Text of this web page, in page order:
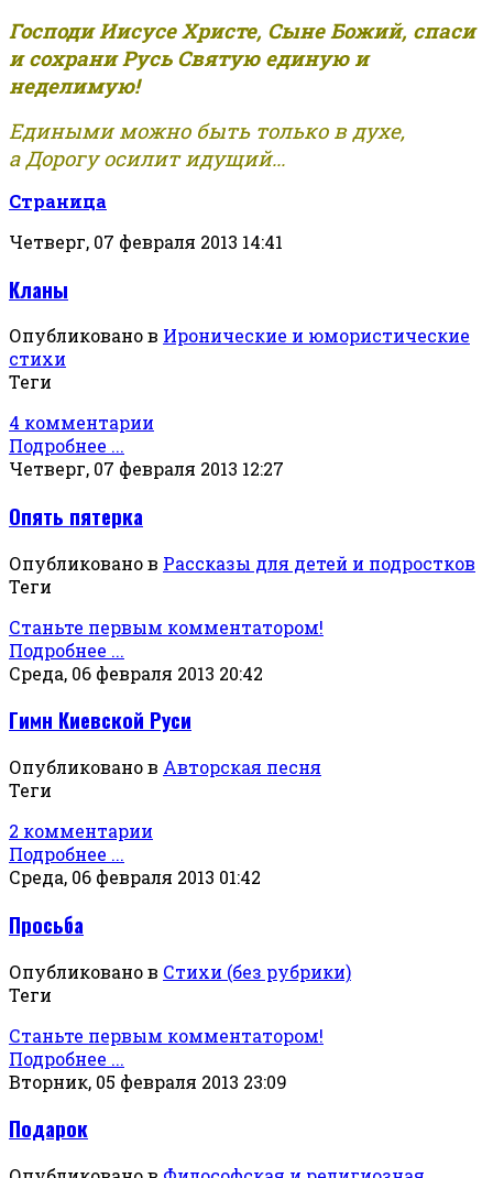
Господи Иисусе Христе, Сыне Божий, спаси
и сохрани Русь Святую единую и
неделимую!
Едиными можно быть только в духе,
а Дорогу осилит идущий...
Страница
Четверг, 07 февраля 2013 14:41
Кланы
Опубликовано в Иронические и юмористические
стихи
Теги
4 комментарии
Подробнее ...
Четверг, 07 февраля 2013 12:27
Опять пятерка
Опубликовано в Рассказы для детей и подростков
Теги
Станьте первым комментатором!
Подробнее ...
Среда, 06 февраля 2013 20:42
Гимн Киевской Руси
Опубликовано в Авторская песня
Теги
2 комментарии
Подробнее ...
Среда, 06 февраля 2013 01:42
Просьба
Опубликовано в Стихи (без рубрики)
Теги
Станьте первым комментатором!
Подробнее ...
Вторник, 05 февраля 2013 23:09
Подарок